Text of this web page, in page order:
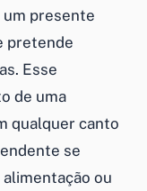
um presente
pretende
. Esse
de uma
qualquer canto
se
ou